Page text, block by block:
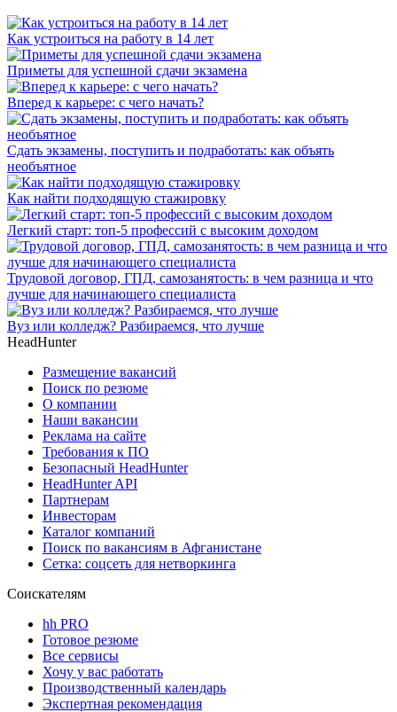
Как устроиться на работу в 14 лет
Приметы для успешной сдачи экзамена
Вперед к карьере: с чего начать?
Сдать экзамены, поступить и подработать: как объять
необъятное
Как найти подходящую стажировку
Легкий старт: топ-5 профессий с высоким доходом
Трудовой договор, ГПД, самозанятость: в чем разница и что
лучше для начинающего специалиста
Вуз или колледж? Разбираемся, что лучше
HeadHunter
Размещение вакансий
Поиск по резюме
О компании
Наши вакансии
Реклама на сайте
Требования к ПО
Безопасный HeadHunter
HeadHunter API
Партнерам
Инвесторам
Каталог компаний
Поиск по вакансиям в Афганистане
Сетка: соцсеть для нетворкинга
Соискателям
hh PRO
Готовое резюме
Все сервисы
Хочу у вас работать
Производственный календарь
Экспертная рекомендация